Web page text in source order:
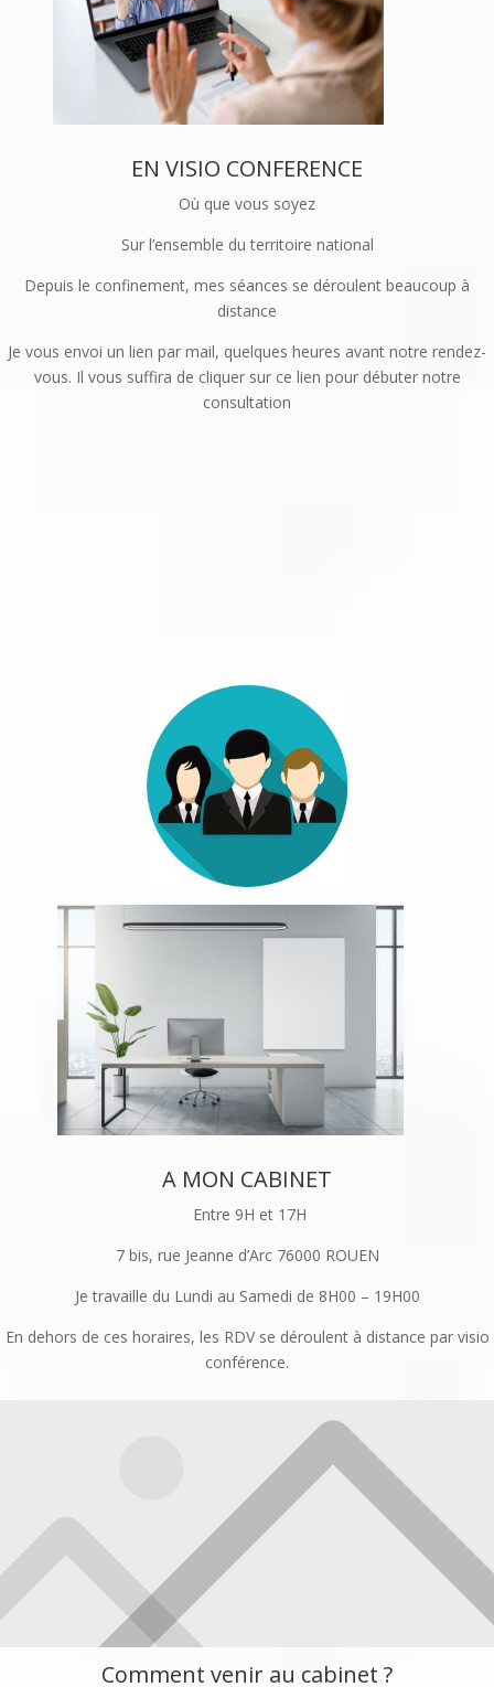
EN VISIO CONFERENCE
Où que vous soyez
Sur l’ensemble du territoire national
Depuis le confinement, mes séances se déroulent beaucoup à
distance
Je vous envoi un lien par mail, quelques heures avant notre rendez-
vous. Il vous suffira de cliquer sur ce lien pour débuter notre
consultation
EN ENTREPRISE
Au sein des entreprises qui me sollicitent
(ETUDE SUR DEVIS)
A MON CABINET
Entre 9H et 17H
7 bis, rue Jeanne d’Arc 76000 ROUEN
Je travaille du Lundi au Samedi de 8H00 – 19H00
En dehors de ces horaires, les RDV se déroulent à distance par visio
conférence.
Comment venir au cabinet ?